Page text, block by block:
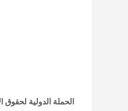
الحملة الدولية